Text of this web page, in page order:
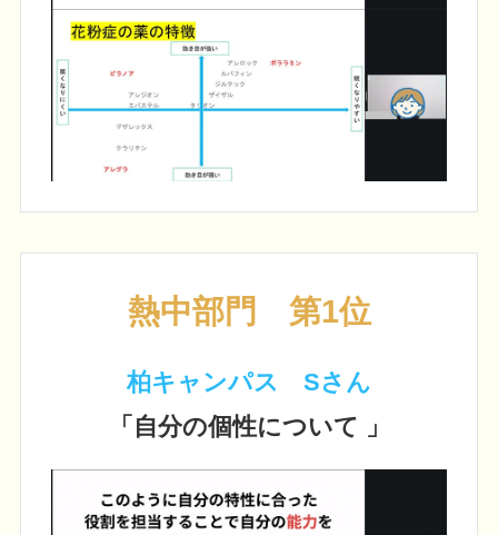
熱中部門 第1位
柏キャンパス Sさん
「自分の個性について 」